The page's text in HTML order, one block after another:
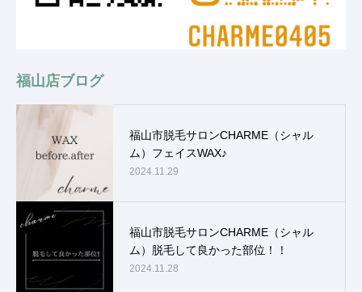
福山店ブログ
福山市脱毛サロンCHARME（シャル
ム）フェイスWAX♪
2024.11.29
福山市脱毛サロンCHARME（シャル
ム）脱毛して良かった部位！！
2024.11.28